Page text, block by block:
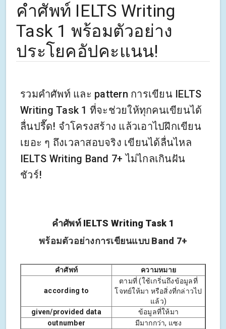
คำศัพท์ IELTS Writing
Task 1 พร้อมตัวอย่าง
ประโยคอัปคะแนน!
รวมคำศัพท์ และ pattern การเขียน IELTS
Writing Task 1 ที่จะช่วยให้ทุกคนเขียนได้
ลื่นปรื๊ด! จำโครงสร้าง แล้วเอาไปฝึกเขียน
เยอะ ๆ ถึงเวลาสอบจริง เขียนได้ลื่นไหล
IELTS Writing Band 7+ ไม่ไกลเกินฝัน
ชัวร์!
คำศัพท์ IELTS Writing Task 1
พร้อมตัวอย่างการเขียนแบบ Band 7+
คำศัพท์ ความหมาย
according to
ตามที่ (ใช้เกริ่นถึงข้อมูลที่
โจทย์ให้มา หรือสิ่งที่กล่าวไป
แล้ว)
given/provided data
ข้อมูลที่ให้มา
outnumber
มีมากกว่า, แซง